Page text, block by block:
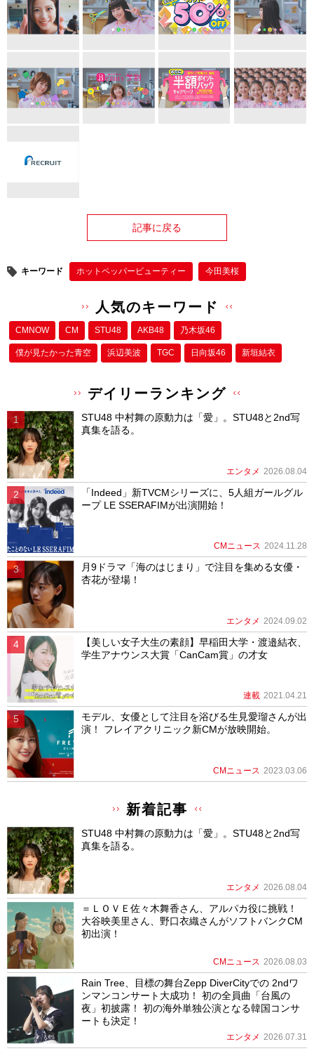
記事に戻る
キーワード ホットペッパービューティー 今田美桜
人気のキーワード
CMNOW CM STU48 AKB48 乃木坂46
僕が⾒たかった⻘空 浜辺美波 TGC 日向坂46 新垣結衣
デイリーランキング
STU48 中村舞の原動力は「愛」。STU48と2nd写
真集を語る。
エンタメ 2026.08.04
「Indeed」新TVCMシリーズに、5人組ガールグル
ープ LE SSERAFIMが出演開始！
CMニュース 2024.11.28
月9ドラマ「海のはじまり」で注目を集める女優・
杏花が登場！
エンタメ 2024.09.02
【美しい女子大生の素顔】早稲田大学・渡邉結衣、
学生アナウンス大賞「CanCam賞」の才女
連載 2021.04.21
モデル、女優として注目を浴びる生見愛瑠さんが出
演！ フレイアクリニック新CMが放映開始。
CMニュース 2023.03.06
新着記事
STU48 中村舞の原動力は「愛」。STU48と2nd写
真集を語る。
エンタメ 2026.08.04
＝ＬＯＶＥ佐々木舞香さん、アルパカ役に挑戦！
大谷映美里さん、野口衣織さんがソフトバンクCM
初出演！
CMニュース 2026.08.03
Rain Tree、目標の舞台Zepp DiverCityでの 2ndワ
ンマンコンサート大成功！ 初の全員曲「台風の
夜」初披露！ 初の海外単独公演となる韓国コンサ
ートも決定！
エンタメ 2026.07.31